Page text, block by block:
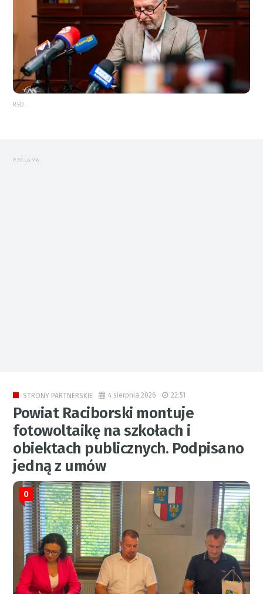
RED.
REKLAMA
STRONY PARTNERSKIE 4 sierpnia 2026 22:51
Powiat Raciborski montuje
fotowoltaikę na szkołach i
obiektach publicznych. Podpisano
jedną z umów
0